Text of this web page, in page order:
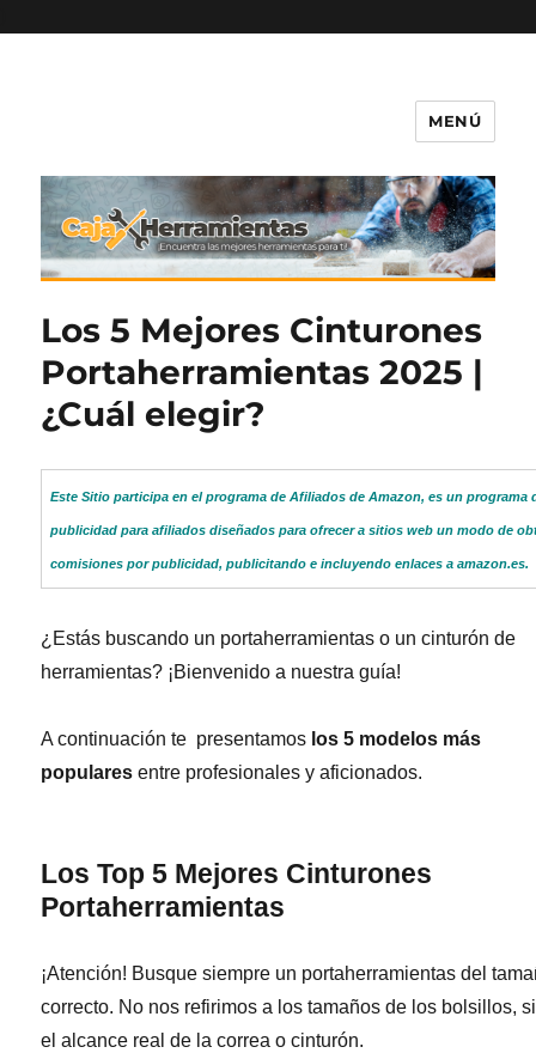
MENÚ
Los 5 Mejores Cinturones
Portaherramientas 2025 |
¿Cuál elegir?
Este Sitio participa en el programa de Afiliados de Amazon, es un programa
publicidad para afiliados diseñados para ofrecer a sitios web un modo de
comisiones por publicidad, publicitando e incluyendo enlaces a amazon.es.
¿Estás buscando un portaherramientas o un cinturón de
herramientas? ¡Bienvenido a nuestra guía!
A continuación te presentamos los 5 modelos más
populares entre profesionales y aficionados.
Los Top 5 Mejores Cinturones
Portaherramientas
¡Atención! Busque siempre un portaherramientas del
correcto. No nos refirimos a los tamaños de los bolsillos,
el alcance real de la correa o cinturón.